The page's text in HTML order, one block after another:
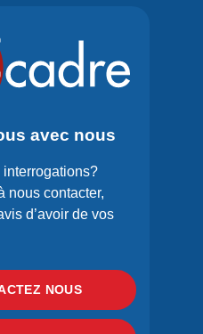
avec nous
nous contacter,
d’avoir de vos
NOUS